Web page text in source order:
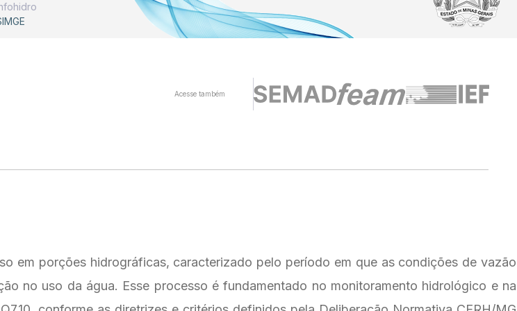
Acesse também
em porções hidrográficas, caracterizado pelo período em que as condições de vazão
no uso da água. Esse processo é fundamentado no monitoramento hidrológico e na